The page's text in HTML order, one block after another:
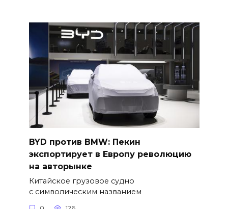
BYD против BMW: Пекин
экспортирует в Европу революцию
на авторынке
Китайское грузовое судно
с символическим названием